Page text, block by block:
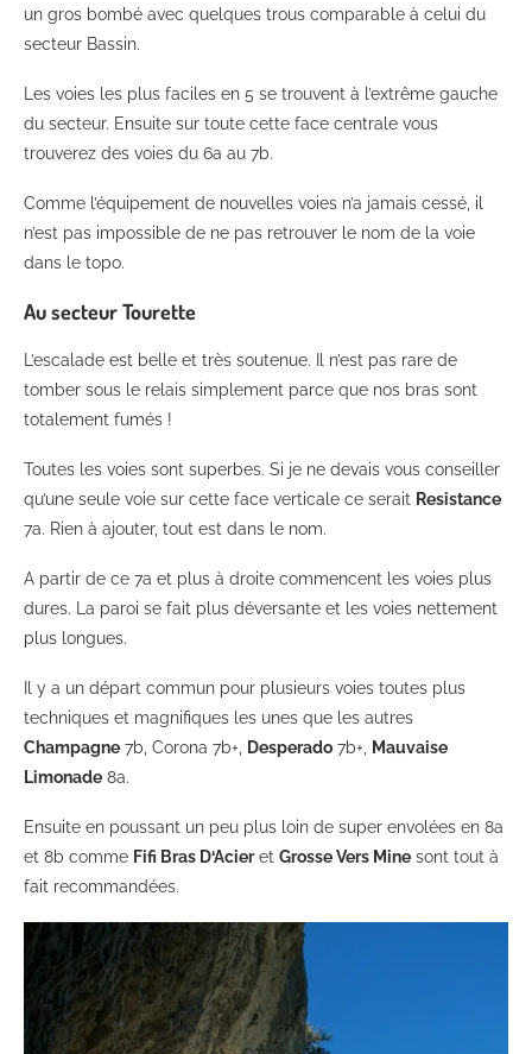
un gros bombé avec quelques trous comparable à celui du
secteur Bassin.
Les voies les plus faciles en 5 se trouvent à l’extrême gauche
du secteur. Ensuite sur toute cette face centrale vous
trouverez des voies du 6a au 7b.
Comme l’équipement de nouvelles voies n’a jamais cessé, il
n’est pas impossible de ne pas retrouver le nom de la voie
dans le topo.
Au secteur Tourette
L’escalade est belle et très soutenue. Il n’est pas rare de
tomber sous le relais simplement parce que nos bras sont
totalement fumés !
Toutes les voies sont superbes. Si je ne devais vous conseiller
qu’une seule voie sur cette face verticale ce serait Resistance
7a. Rien à ajouter, tout est dans le nom.
A partir de ce 7a et plus à droite commencent les voies plus
dures. La paroi se fait plus déversante et les voies nettement
plus longues.
Il y a un départ commun pour plusieurs voies toutes plus
techniques et magnifiques les unes que les autres
Champagne 7b, Corona 7b+, Desperado 7b+, Mauvaise
Limonade 8a.
Ensuite en poussant un peu plus loin de super envolées en 8a
et 8b comme Fifi Bras D‘Acieret Grosse Vers Mine sont tout à
fait recommandées.